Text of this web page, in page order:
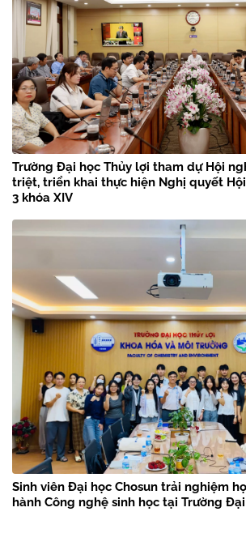
Trường Đại học Thủy lợi tham dự Hội
triệt, triển khai thực hiện Nghị quyết
3 khóa XIV
Sinh viên Đại học Chosun trải nghiệm
hành Công nghệ sinh học tại Trường